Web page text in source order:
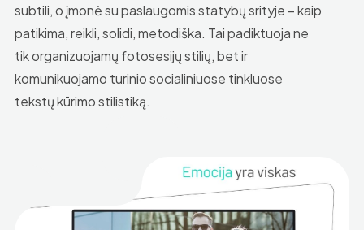
subtili, o įmonė su paslaugomis statybų srityje – kaip
patikima, reikli, solidi, metodiška. Tai padiktuoja ne
tik organizuojamų fotosesijų stilių, bet ir
komunikuojamo turinio socialiniuose tinkluose
tekstų kūrimo stilistiką.